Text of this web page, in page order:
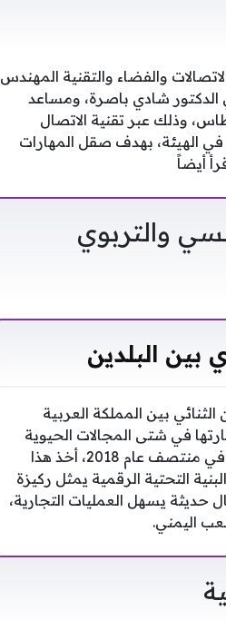
والفضاء والتقنية المهندس
الدكتور شادي باصرة، ومساعد
وذلك عبر تقنية الاتصال
الهيئة، بهدف صقل المهارات
أيضاً
والتربوي
بين البلدين
بين المملكة العربية
في شتى المجالات الحيوية
لتأسيس بنية تحتية صلبة. ومع تأسيس البرنامج السعودي لتنمية وإعمار اليمن في منتصف عام 2018، أخذ هذا
التحتية الرقمية يمثل ركيزة
يسهل العمليات التجارية،
اليمني.